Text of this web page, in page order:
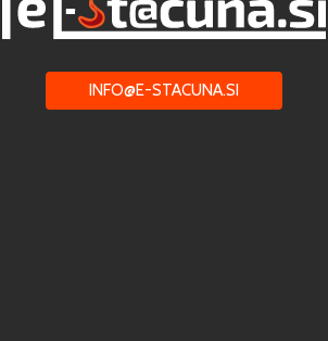
INFO@E-STACUNA.SI